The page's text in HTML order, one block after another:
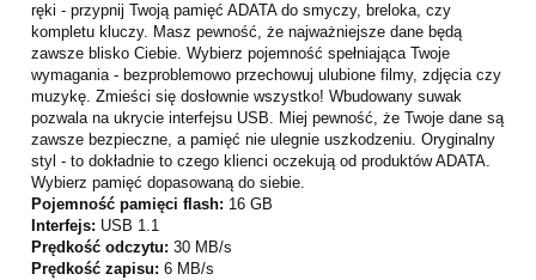
ręki - przypnij Twoją pamięć ADATA do smyczy, breloka, czy
kompletu kluczy. Masz pewność, że najważniejsze dane będą
zawsze blisko Ciebie. Wybierz pojemność spełniająca Twoje
wymagania - bezproblemowo przechowuj ulubione filmy, zdjęcia czy
muzykę. Zmieści się dosłownie wszystko! Wbudowany suwak
pozwala na ukrycie interfejsu USB. Miej pewność, że Twoje dane są
zawsze bezpieczne, a pamięć nie ulegnie uszkodzeniu. Oryginalny
styl - to dokładnie to czego klienci oczekują od produktów ADATA.
Wybierz pamięć dopasowaną do siebie.
Pojemność pamięci flash: 16 GB
Interfejs: USB 1.1
Prędkość odczytu: 30 MB/s
Prędkość zapisu: 6 MB/s